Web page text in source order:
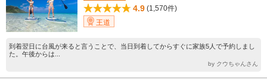
4.9 (1,570件)
王道
到着翌日に台風が来ると言うことで、当日到着してからすぐに家族5人で予約しまし
た。午後からは...
by クウちゃんさん